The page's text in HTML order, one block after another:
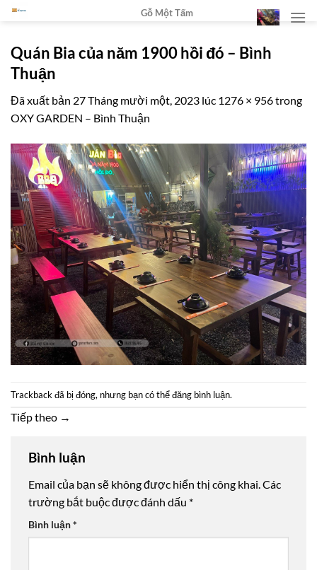
Chuyển
nội
dung
Gỗ Một Tấm
Quán Bia của năm 1900 hồi đó – Bình
Thuận
Đã xuất bản 27 Tháng mười một, 2023 lúc 1276 × 956trong
OXY GARDEN – Bình Thuận
Trackback đã bị đóng, nhưng bạn có thểđăng bình luận.
Tiếp theo →
Bình luận
Email của bạn sẽ không được hiển thị công khai.Các
trường bắt buộc được đánh dấu *
Bình luận*